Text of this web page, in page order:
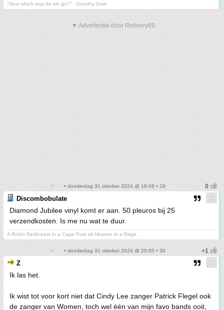
"Now which way do we go?" - Dorothy Gale
▼ Advertentie door Refinery89
• donderdag 31 oktober 2024 @ 19:06 • 29
Discombobulate
Diamond Jubilee vinyl komt er aan. 50 pleuros bij 25
verzendkosten. Is me nu wat te duur.
A Robin Redbreast in a Cage Puts all Heaven in a Rage.
• donderdag 31 oktober 2024 @ 20:05 • 30
Z
Ik las het.
Ik wist tot voor kort niet dat Cindy Lee zanger Patrick Flegel ook
de zanger van Women, toch wel één van mijn favo bands ooit,